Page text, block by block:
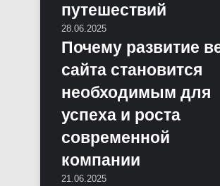
путешествий
28.06.2025
Почему развитие
сайта становится
необходимым для
успеха и роста
современной
компании
21.06.2025